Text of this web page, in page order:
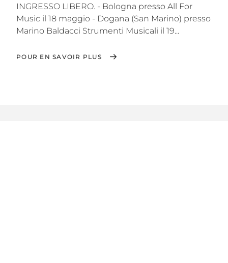
INGRESSO LIBERO. - Bologna‬ presso All For
Music il 18 maggio - Dogana (‪San Marino‬) presso
Marino Baldacci Strumenti Musicali il 19...
POUR EN SAVOIR PLUS